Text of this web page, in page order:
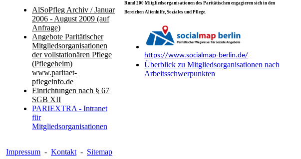
AlSoPfleg Archiv / Januar
2006 - August 2009 (auf
Anfrage)
Angebote Paritätischer
Mitgliedsorganisationen
der vollstationären Pflege
(Pflegeheim)
www.paritaet-
pflegeinfo.de
Einrichtungen nach § 67
SGB XII
PARIEXTRA - Intranet
für
Mitgliedsorganisationen
Rund 200 Mitgliedsorganisationen des Paritätischen engagieren sich in den
Bereichen Altenhilfe, Soziales und Pflege.
https://www.socialmap-berlin.de/
Überblick zu Mitgliedsorganisationen nach
Arbeitsschwerpunkten
Impressum - Kontakt- Sitemap